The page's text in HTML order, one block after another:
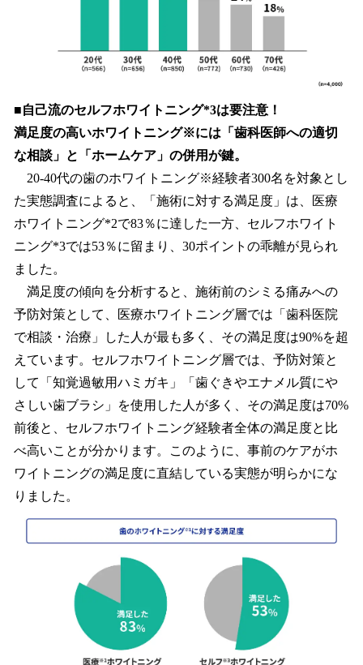
■自己流のセルフホワイトニング*3は要注意！
満足度の高いホワイトニング※には「歯科医師への適切
な相談」と「ホームケア」の併用が鍵。
20-40代の歯のホワイトニング※経験者300名を対象とし
た実態調査によると、「施術に対する満足度」は、医療
ホワイトニング*2で83％に達した一方、セルフホワイト
ニング*3では53％に留まり、30ポイントの乖離が見られ
ました。
満足度の傾向を分析すると、施術前のシミる痛みへの
予防対策として、医療ホワイトニング層では「歯科医院
で相談・治療」した人が最も多く、その満足度は90%を超
えています。セルフホワイトニング層では、予防対策と
して「知覚過敏用ハミガキ」「歯ぐきやエナメル質にや
さしい歯ブラシ」を使用した人が多く、その満足度は70%
前後と、セルフホワイトニング経験者全体の満足度と比
べ高いことが分かります。このように、事前のケアがホ
ワイトニングの満足度に直結している実態が明らかにな
りました。